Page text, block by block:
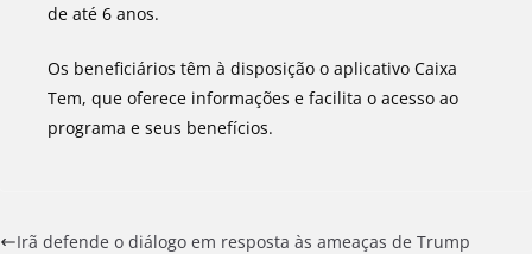
de até 6 anos.
Os beneficiários têm à disposição o aplicativo Caixa
Tem, que oferece informações e facilita o acesso ao
programa e seus benefícios.
Irã defende o diálogo em resposta às ameaças de Trump